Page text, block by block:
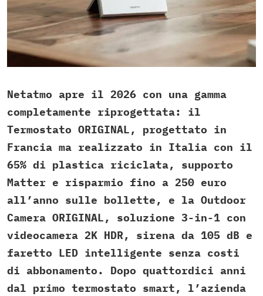
Netatmo apre il 2026 con una gamma
completamente riprogettata: il
Termostato ORIGINAL, progettato in
Francia ma realizzato in Italia con il
65% di plastica riciclata, supporto
Matter e risparmio fino a 250 euro
all’anno sulle bollette, e la Outdoor
Camera ORIGINAL, soluzione 3-in-1 con
videocamera 2K HDR, sirena da 105 dB e
faretto LED intelligente senza costi
di abbonamento. Dopo quattordici anni
dal primo termostato smart, l’azienda